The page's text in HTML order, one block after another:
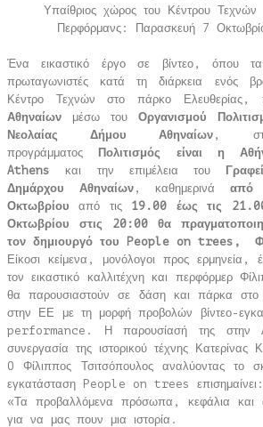
Υπαίθριος χώρος του Κέντρου
Περφόρμανς: Παρασκευή 7
Ένα εικαστικό έργο σε βίντεο, όπου
πρωταγωνιστές κατά τη διάρκεια ενός
Κέντρο Τεχνών στο πάρκο Ελευθερίας,
Αθηναίων μέσω του Οργανισμού
Νεολαίας Δήμου Αθηναίων ,
προγράμματος Πολιτισμός είναι η
Athens και την επιμέλεια του
Δημάρχου Αθηναίων, καθημερινά από
Οκτωβρίου από τις 19.00 έως τις
Οκτωβρίου στις 20:00 θα
τον δημιουργό του People on trees ,
Είκοσι κείμενα, μονόλογοι προς ερμηνεία,
τον εικαστικό καλλιτέχνη και περφόρμερ
θα παρουσιαστούν σε δάση και πάρκα στο
στην ΕΕ με τη μορφή προβολών βίντεο-
performance. Η παρουσίασή της στην
συνεργασία της ιστορικού τέχνης Κατερίνας
O Φίλιππος Τσιτσόπουλος αναλύοντας το
εγκατάσταση People on trees επισημαίνει:
«Τα προβαλλόμενα πρόσωπα, κεφάλια και
για να μας πουν μια ιστορία.